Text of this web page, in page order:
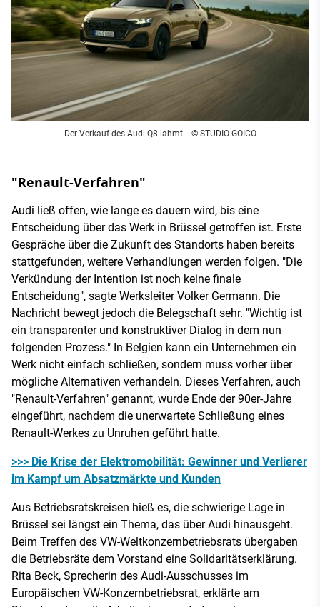
Der Verkauf des Audi Q8 lahmt. - © STUDIO GOICO
"Renault-Verfahren"
Audi ließ offen, wie lange es dauern wird, bis eine
Entscheidung über das Werk in Brüssel getroffen ist. Erste
Gespräche über die Zukunft des Standorts haben bereits
stattgefunden, weitere Verhandlungen werden folgen. "Die
Verkündung der Intention ist noch keine finale
Entscheidung", sagte Werksleiter Volker Germann. Die
Nachricht bewegt jedoch die Belegschaft sehr. "Wichtig ist
ein transparenter und konstruktiver Dialog in dem nun
folgenden Prozess." In Belgien kann ein Unternehmen ein
Werk nicht einfach schließen, sondern muss vorher über
mögliche Alternativen verhandeln. Dieses Verfahren, auch
"Renault-Verfahren" genannt, wurde Ende der 90er-Jahre
eingeführt, nachdem die unerwartete Schließung eines
Renault-Werkes zu Unruhen geführt hatte.
>>> Die Krise der Elektromobilität: Gewinner und Verlierer
im Kampf um Absatzmärkte und Kunden
Aus Betriebsratskreisen hieß es, die schwierige Lage in
Brüssel sei längst ein Thema, das über Audi hinausgeht.
Beim Treffen des VW-Weltkonzernbetriebsrats übergaben
die Betriebsräte dem Vorstand eine Solidaritätserklärung.
Rita Beck, Sprecherin des Audi-Ausschusses im
Europäischen VW-Konzernbetriebsrat, erklärte am